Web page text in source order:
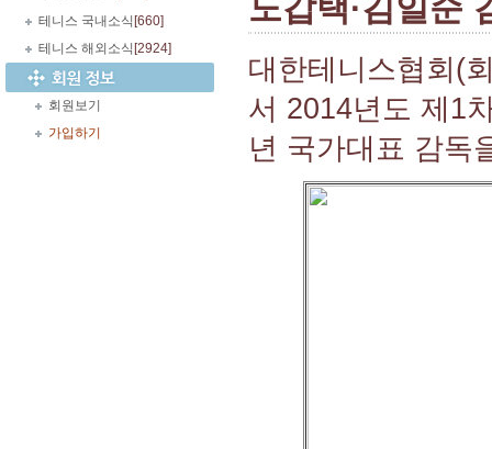
테니스 국내소식 [660]
테니스 해외소식 [2924]
회원보기
가입하기
노갑택·김일순
대한테니스협회(
서 2014년도 제1
년 국가대표 감독